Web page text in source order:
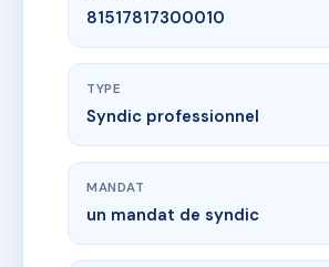
81517817300010
TYPE
Syndic professionnel
MANDAT
un mandat de syndic